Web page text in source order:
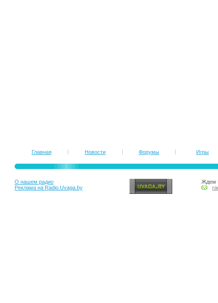
Главная Новости Форумы Игры
О нашем радио
Реклама на Radio.Uvaga.by
Ждем